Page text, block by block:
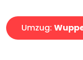
Umzug: